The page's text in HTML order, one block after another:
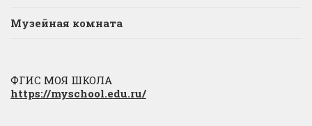
Музейная комната
ФГИС МОЯ ШКОЛА
https://myschool.edu.ru/